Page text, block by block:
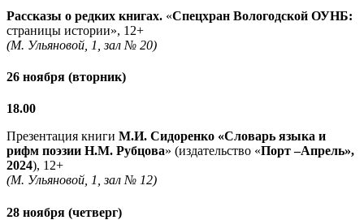
Рассказы о редких книгах. «Спецхран Вологодской ОУНБ:
страницы истории», 12+
(М. Ульяновой, 1, зал № 20)
26 ноября (вторник)
18.00
Презентация книги М.И. Сидоренко «Словарь языка и
рифм поэзии Н.М. Рубцова» (издательство «Порт –Апрель»,
2024), 12+
(М. Ульяновой, 1, зал № 12)
28 ноября (четверг)